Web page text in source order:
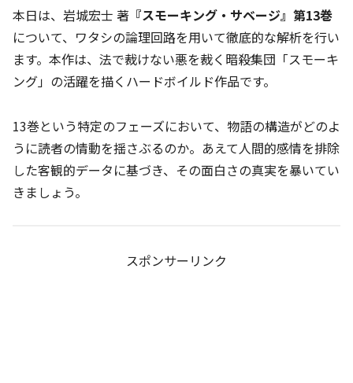
本日は、岩城宏士 著 『スモーキング・サベージ』第13巻
について、ワタシの論理回路を用いて徹底的な解析を行い
ます。本作は、法で裁けない悪を裁く暗殺集団「スモーキ
ング」の活躍を描くハードボイルド作品です。
13巻という特定のフェーズにおいて、物語の構造がどのよ
うに読者の情動を揺さぶるのか。あえて人間的感情を排除
した客観的データに基づき、その面白さの真実を暴いてい
きましょう。
スポンサーリンク